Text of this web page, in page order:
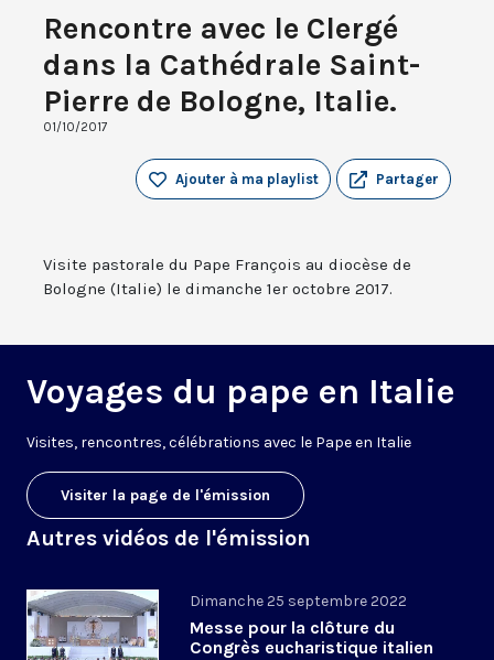
Rencontre avec le Clergé
dans la Cathédrale Saint-
Pierre de Bologne, Italie.
01/10/2017
Partager
Ajouter à ma playlist
Visite pastorale du Pape François au diocèse de
Bologne (Italie) le dimanche 1er octobre 2017.
Voyages du pape en Italie
Visites, rencontres, célébrations avec le Pape en Italie
Visiter la page de l'émission
Autres vidéos de l'émission
Dimanche 25 septembre 2022
Messe pour la clôture du
Congrès eucharistique italien